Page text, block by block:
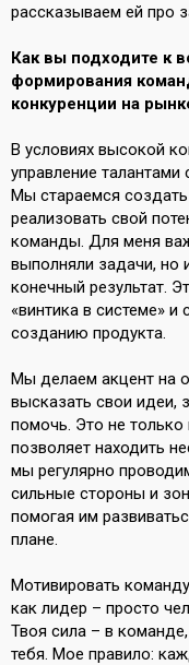
рассказываем ей про
Как вы подходите к
формирования
конкуренции на
В условиях высокой
управление
Мы стараемся
реализовать свой
команды. Для меня
выполняли задачи, но
конечный результат.
«винтика в системе»
созданию продукта.
Мы делаем акцент на
высказать свои идеи,
помочь. Это не
позволяет находить
мы регулярно
сильные стороны и
помогая им
плане.
Мотивировать
как лидер – просто
Твоя сила – в
тебя. Мое правило: